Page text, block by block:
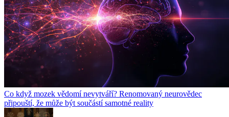
Co když mozek vědomí nevytváří? Renomovaný neurovědec
připouští, že může být součástí samotné reality